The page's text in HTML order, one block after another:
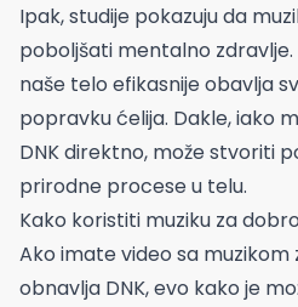
Ipak, studije pokazuju da
poboljšati mentalno
naše telo efikasnije obavlja
popravku ćelija. Dakle, iako
DNK direktno, može stvoriti
prirodne procese u telu.
Kako koristiti muziku za
Ako imate video sa muzikom
obnavlja DNK, evo kako je